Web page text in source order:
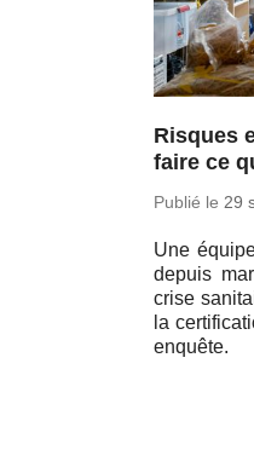
Risques
faire ce
Publié le29
Une
depuis
crise
la
enquête.